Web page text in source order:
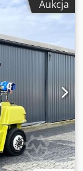
–
DANE
4300
Aqqerf
Rodzaj
3.
Aukcja